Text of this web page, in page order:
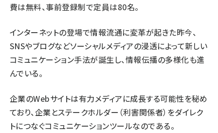
費は無料、事前登録制で定員は80名。
インターネットの登場で情報流通に変革が起きた昨今、
SNSやブログなどソーシャルメディアの浸透によって新しい
コミュニケーション手法が誕生し、情報伝播の多様化も進
んでいる。
企業のWebサイトは有力メディアに成長する可能性を秘め
ており、企業とステークホルダー（利害関係者）をダイレク
トにつなぐコミュニケーションツールなのである。